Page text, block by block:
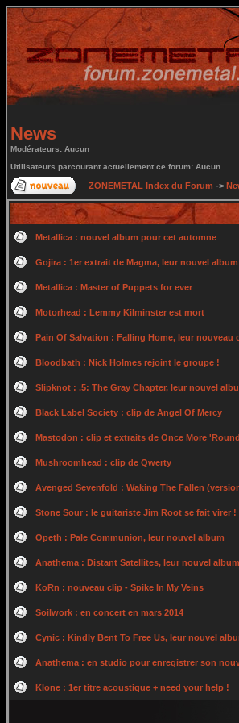
News
Modérateurs: Aucun
Utilisateurs parcourant actuellement ce forum: Aucun
ZONEMETAL Index du Forum ->
Metallica : nouvel album pour cet automne
Gojira : 1er extrait de Magma, leur nouvel album
Metallica : Master of Puppets for ever
Motorhead : Lemmy Kilminster est mort
Pain Of Salvation : Falling Home, leur nouveau
Bloodbath : Nick Holmes rejoint le groupe !
Slipknot : .5: The Gray Chapter, leur nouvel
Black Label Society : clip de Angel Of Mercy
Mastodon : clip et extraits de Once More
Mushroomhead : clip de Qwerty
Avenged Sevenfold : Waking The Fallen
Stone Sour : le guitariste Jim Root se fait virer !
Opeth : Pale Communion, leur nouvel album
Anathema : Distant Satellites, leur nouvel album
KoRn : nouveau clip - Spike In My Veins
Soilwork : en concert en mars 2014
Cynic : Kindly Bent To Free Us, leur nouvel
Anathema : en studio pour enregistrer son
Klone : 1er titre acoustique + need your help !